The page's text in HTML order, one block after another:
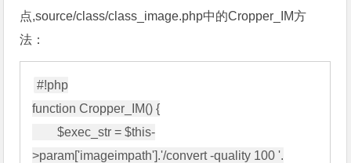
点,source/class/class_image.php中的Cropper_IM方
法：
#!php
function Cropper_IM() {
        $exec_str = $this-
>param['imageimpath'].'/convert -quality 100 '.